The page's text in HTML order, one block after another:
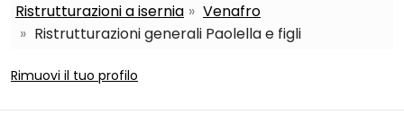
Ristrutturazioni a isernia
Venafro
Ristrutturazioni generali Paolella e figli
Rimuovi il tuo profilo